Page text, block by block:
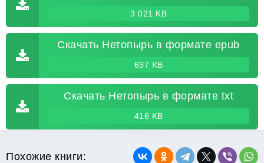
3 021 KB
Скачать Нетопырь в формате epub
697 KB
Скачать Нетопырь в формате txt
416 KB
Похожие книги: